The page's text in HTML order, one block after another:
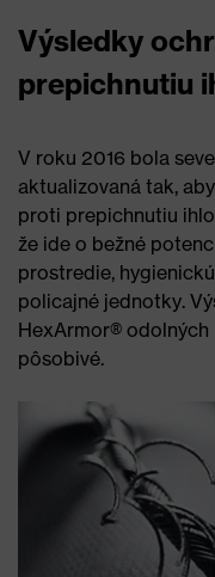
Výsledky
prepichnutiu
V roku 2016 bola
aktualizovaná tak,
proti prepichnutiu
že ide o bežné
prostredie,
policajné jednotky.
HexArmor®
pôsobivé.